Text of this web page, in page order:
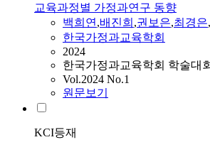
교육과정별 가정과연구 동향
백희연,배진희 ,권보은,최경은,
한국가정과교육학회
2024
한국가정과교육학회 학술대회
Vol.2024 No.1
원문보기
KCI등재